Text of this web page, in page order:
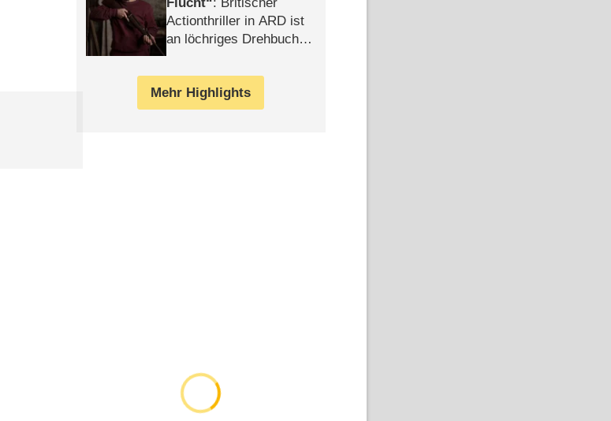
Actionthriller in ARD ist
an löchriges Drehbuch
Mehr Highlights